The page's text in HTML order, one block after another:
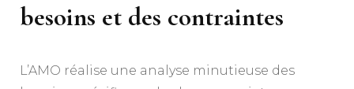
besoins et des contraintes
L’AMO réalise une analyse minutieuse des